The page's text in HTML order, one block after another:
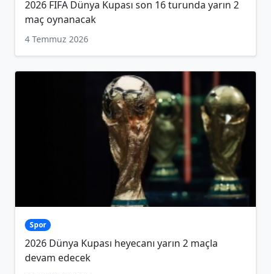
2026 FIFA Dünya Kupası son 16 turunda yarın 2
maç oynanacak
4 Temmuz 2026
Spor
2026 Dünya Kupası heyecanı yarın 2 maçla
devam edecek